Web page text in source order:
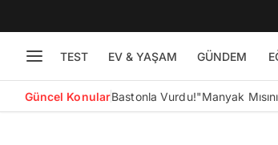
TEST EV & YAŞAM GÜNDEM
Güncel KonularBastonla Vurdu!"Manyak